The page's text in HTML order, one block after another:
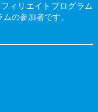
ィリエイトプログラム
の参加者です。